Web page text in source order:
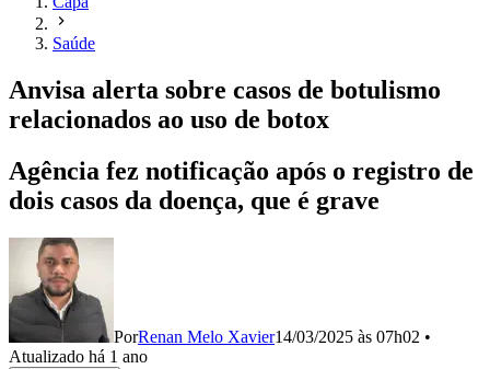
Saúde
Anvisa alerta sobre casos de botulismo
relacionados ao uso de botox
Agência fez notificação após o registro de
dois casos da doença, que é grave
PorRenan Melo Xavier14/03/2025 às 07h02 •
Atualizado há 1 ano